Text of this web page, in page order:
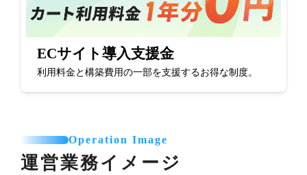
ECサイト導入支援金
利用料金と構築費用の一部を支援するお得な制度。
Operation Image
運営業務イメージ